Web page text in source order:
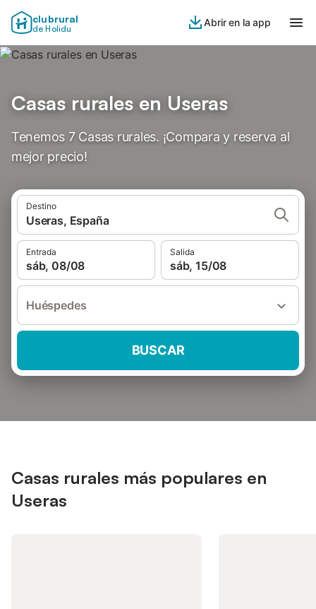
clubrural
de Holidu
Abrir en la app
Casas rurales en Useras
Tenemos 7 Casas rurales. ¡Compara y reserva al
mejor precio!
Destino
Useras, España
Entrada
sáb, 08/08
Salida
sáb, 15/08
Huéspedes
BUSCAR
Casas rurales más populares en
Useras